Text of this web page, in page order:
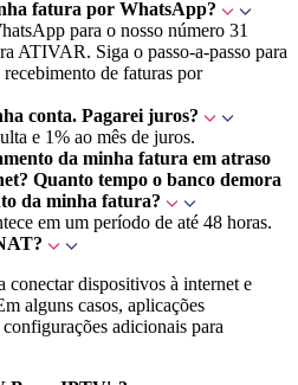
fatura por WhatsApp?
para o nosso número 31
ATIVAR. Siga o passo-a-passo para
de faturas por
conta. Pagarei juros?
e 1% ao mês de juros.
da minha fatura em atraso
Quanto tempo o banco demora
da minha fatura?
em um período de até 48 horas.
conectar dispositivos à internet e
alguns casos, aplicações
adicionais para